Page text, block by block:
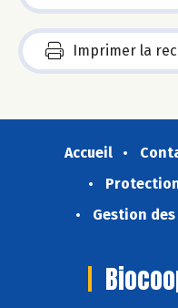
Imprimer la
Accueil
Gestion